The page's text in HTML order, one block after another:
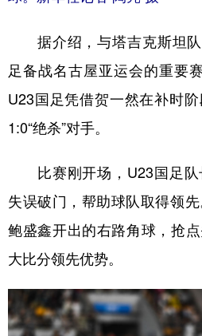
浙江 安徽
山东 河南
广东
陕西 甘肃
新疆 内蒙古
多语种频道
English Español
据介绍，与塔吉克斯坦队
足备战名古屋亚运会的重要
U23国足凭借贺一然在补时
1:0“绝杀”对手。
比赛刚开场，U23国足队
失误破门，帮助球队取得领
鲍盛鑫开出的右路角球，抢
大比分领先优势。